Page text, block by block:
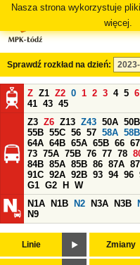
Nasza strona wykorzystuje
więcej.
Sprawdź rozkład na dzień:
Z Z1 Z2 0 1 2 3 4 5 6
41 43 45
Z3 Z6 Z13 Z43 50A 50B
55B 55C 56 57 58A 58B
64A 64B 65A 65B 66 67
73 75A 75B 76 77 78
84B 85A 85B 86 87A
91C 92A 92B 93 94 96
G1 G2 H
W
N1A
N1B N2 N3A N3B
N9
Linie Zmiany